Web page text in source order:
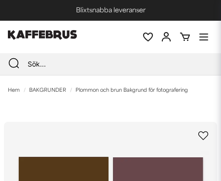
Blixtsnabba leveranser
Fri frakt vid köp över 1000 kr *
Hem BAKGRUNDER Plommon och brun Bakgrund för fotografering